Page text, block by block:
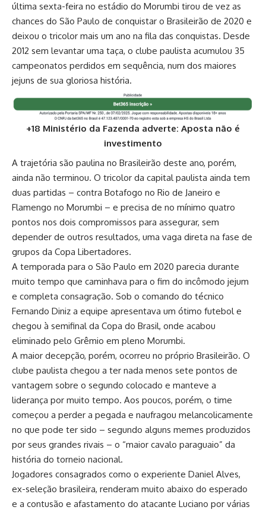
última sexta-feira no estádio do Morumbi tirou de vez as
chances do São Paulo de conquistar o Brasileirão de 2020 e
deixou o tricolor mais um ano na fila das conquistas. Desde
2012 sem levantar uma taça, o clube paulista acumulou 35
campeonatos perdidos em sequência, num dos maiores
jejuns de sua gloriosa história.
+18 Ministério da Fazenda adverte: Aposta não é
investimento
A trajetória são paulina no Brasileirão deste ano, porém,
ainda não terminou. O tricolor da capital paulista ainda tem
duas partidas – contra Botafogo no Rio de Janeiro e
Flamengo no Morumbi – e precisa de no mínimo quatro
pontos nos dois compromissos para assegurar, sem
depender de outros resultados, uma vaga direta na fase de
grupos da Copa Libertadores.
A temporada para o São Paulo em 2020 parecia durante
muito tempo que caminhava para o fim do incômodo jejum
e completa consagração. Sob o comando do técnico
Fernando Diniz a equipe apresentava um ótimo futebol e
chegou à semifinal da Copa do Brasil, onde acabou
eliminado pelo Grêmio em pleno Morumbi.
A maior decepção, porém, ocorreu no próprio Brasileirão. O
clube paulista chegou a ter nada menos sete pontos de
vantagem sobre o segundo colocado e manteve a
liderança por muito tempo. Aos poucos, porém, o time
começou a perder a pegada e naufragou melancolicamente
no que pode ter sido – segundo alguns memes produzidos
por seus grandes rivais – o “maior cavalo paraguaio” da
história do torneio nacional.
Jogadores consagrados como o experiente Daniel Alves,
ex-seleção brasileira, renderam muito abaixo do esperado
e a contusão e afastamento do atacante Luciano por várias